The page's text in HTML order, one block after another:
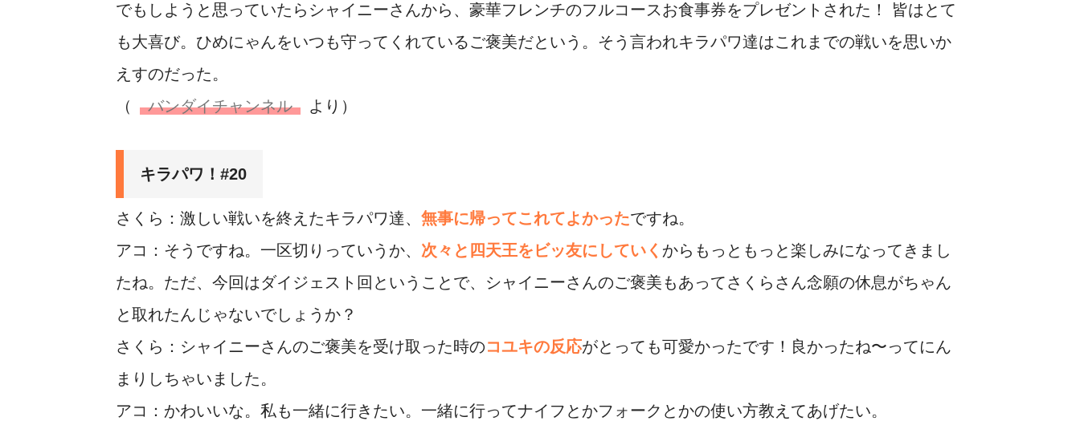
でもしようと思っていたらシャイニーさんから、豪華フレンチのフルコースお食事券をプレゼントされた！ 皆はとて
も大喜び。ひめにゃんをいつも守ってくれているご褒美だという。そう言われキラパワ達はこれまでの戦いを思いか
えすのだった。
（
バンダイチャンネル より）
キラパワ！#20
さくら：激しい戦いを終えたキラパワ達、無事に帰ってこれてよかったですね。
アコ：そうですね。一区切りっていうか、 次々と四天王をビッ友にしていく からもっともっと楽しみになってきまし
たね。ただ、今回はダイジェスト回ということで、シャイニーさんのご褒美もあってさくらさん念願の休息がちゃん
と取れたんじゃないでしょうか？
さくら：シャイニーさんのご褒美を受け取った時のコユキの反応がとっても可愛かったです！良かったね〜ってにん
まりしちゃいました。
アコ：かわいいな。私も一緒に行きたい。一緒に行ってナイフとかフォークとかの使い方教えてあげたい。